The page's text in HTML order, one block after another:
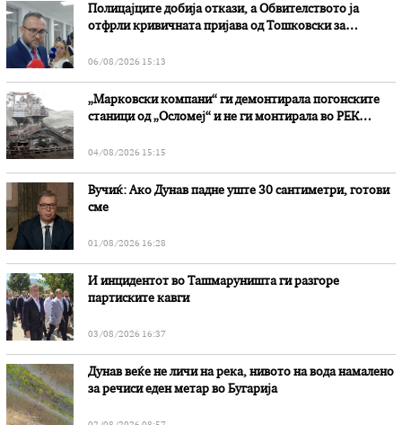
Полицајците добија откази, а Обвителството ја
отфрли кривичната пријава од Тошковски за
06/08/2026 15:13
„Марковски компани“ ги демонтирала погонските
станици од „Осломеј“ и не ги монтирала во РЕК
04/08/2026 15:15
Вучиќ: Ако Дунав падне уште 30 сантиметри, готови
сме
01/08/2026 16:28
И инцидентот во Ташмаруништa ги разгоре
партиските кавги
03/08/2026 16:37
Дунав веќе не личи на река, нивото на вода намалено
за речиси еден метар во Бугарија